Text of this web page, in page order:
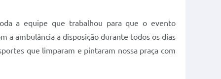
a equipe que trabalhou para que o evento
a ambulância a disposição durante todos os dias
que limparam e pintaram nossa praça com